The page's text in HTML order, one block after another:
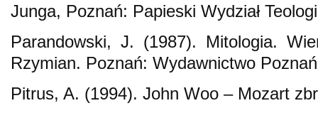
Junga, Poznań: Papieski Wydział
Parandowski, J. (1987). Mitologia.
Rzymian. Poznań: Wydawnictwo
Pitrus, A. (1994). John Woo – Mozart